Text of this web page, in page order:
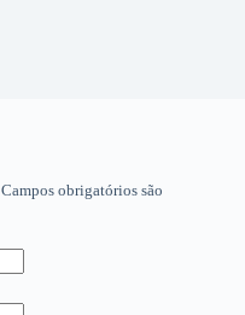
Campos obrigatórios são